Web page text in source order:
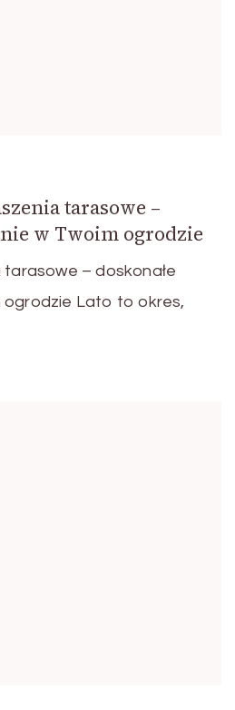
tarasowe –
w Twoim ogrodzie
– doskonałe
ogrodzie Lato to okres,